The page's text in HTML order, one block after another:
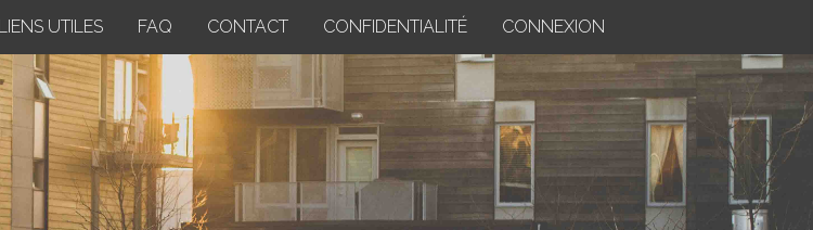
LIENS UTILES FAQ CONTACT CONFIDENTIALITÉ CONNEXION